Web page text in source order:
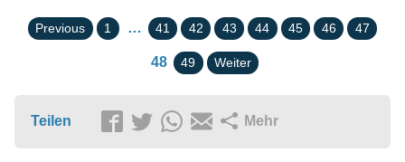
Previous 1 … 41 42 43 44 45 46 47
48 49 Weiter
Teilen Mehr